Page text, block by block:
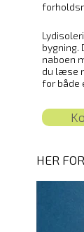
bygning.
naboen
du læse
for både
HER